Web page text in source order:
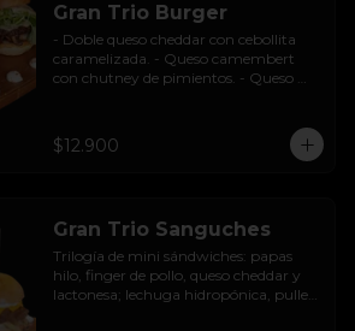
Gran Trio Burger
- Doble queso cheddar con cebollita
caramelizada. - Queso camembert
con chutney de pimientos. - Queso
$12.900
Gran Trio Sanguches
Trilogía de mini sándwiches: papas
hilo, finger de pollo, queso cheddar y
lactonesa; lechuga hidropónica, pulled